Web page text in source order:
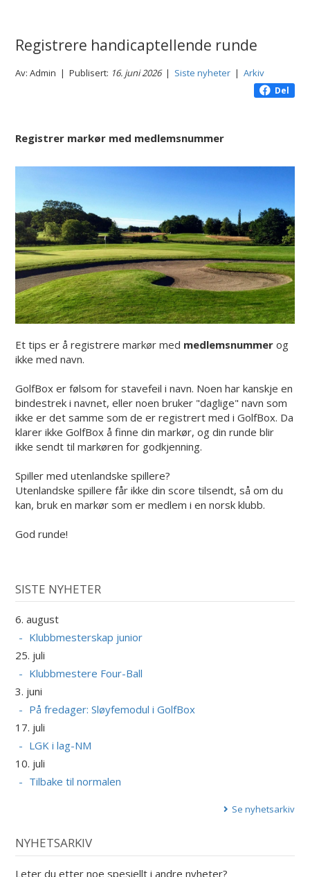
Registrere handicaptellende runde
Av: Admin | Publisert: 16. juni 2026| Siste nyheter |Arkiv
Del
Registrer markør med medlemsnummer
Et tips er å registrere markør med medlemsnummer og
ikke med navn.
GolfBox er følsom for stavefeil i navn. Noen har kanskje en
bindestrek i navnet, eller noen bruker "daglige" navn som
ikke er det samme som de er registrert med i GolfBox. Da
klarer ikke GolfBox å finne din markør, og din runde blir
ikke sendt til markøren for godkjenning.
Spiller med utenlandske spillere?
Utenlandske spillere får ikke din score tilsendt, så om du
kan, bruk en markør som er medlem i en norsk klubb.
God runde!
SISTE NYHETER
6. august
Klubbmesterskap junior
25. juli
Klubbmestere Four-Ball
3. juni
På fredager: Sløyfemodul i GolfBox
17. juli
LGK i lag-NM
10. juli
Tilbake til normalen
Se nyhetsarkiv
NYHETSARKIV
Leter du etter noe spesiellt i andre nyheter?